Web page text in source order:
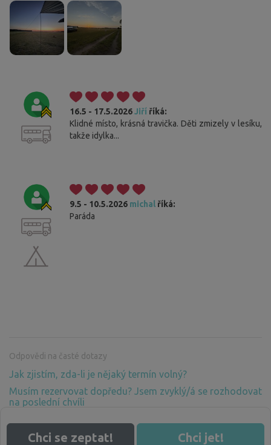
16.5 - 17.5.2026Jiří říká:
Klidné místo, krásná travička. Děti zmizely v lesíku,
takže idylka...
9.5 - 10.5.2026 michal říká:
Paráda
Odpovědi na časté dotazy
Jak zjistím, zda-li je nějaký termín volný?
Musím rezervovat dopředu? Jsem zvyklý/á se rozhodovat
na poslední chvíli
zázemí? Vždyť příroda patří všem
Chci se zeptat! Chci jet!